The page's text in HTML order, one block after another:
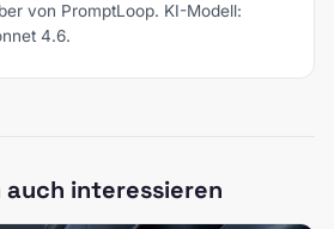
von PromptLoop. KI-Modell:
4.6.
auch interessieren